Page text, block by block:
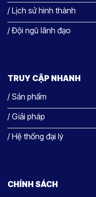
/ Lịch sử hình thành
/ Đội ngũ lãnh đạo
TRUY CẬP NHANH
/ Sản phẩm
/ Giải pháp
/ Hệ thống đại lý
CHÍNH SÁCH